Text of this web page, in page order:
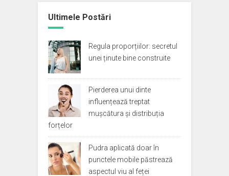
Ultimele Postări
Regula proporțiilor: secretul
unei ținute bine construite
Pierderea unui dinte
influențează treptat
mușcătura și distribuția
forțelor
Pudra aplicată doar în
punctele mobile păstrează
aspectul viu al feței